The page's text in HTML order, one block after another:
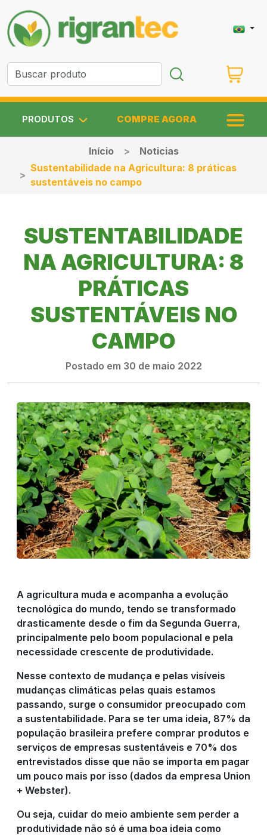
PRODUTOS COMPRE AGORA
PRODUTOS
RIGRANTEC
REPRESENTANTE
DE VENDAS
RESULTADO
CULTIVOS
Início
Noticias
Sustentabilidade na Agricultura: 8 práticas
sustentáveis no campo
SUSTENTABILIDADE
NA AGRICULTURA: 8
PRÁTICAS
SUSTENTÁVEIS NO
CAMPO
Postado em 30 de maio 2022
A agricultura muda e acompanha a evolução
tecnológica do mundo, tendo se transformado
drasticamente desde o fim da Segunda Guerra,
principalmente pelo boom populacional e pela
necessidade crescente de produtividade.
Nesse contexto de mudança e pelas visíveis
mudanças climáticas pelas quais estamos
passando, surge o consumidor preocupado com
a sustentabilidade. Para se ter uma ideia, 87% da
população brasileira prefere comprar produtos e
serviços de empresas sustentáveis e 70% dos
entrevistados disse que não se importa em pagar
um pouco mais por isso (dados da empresa Union
+ Webster).
Ou seja, cuidar do meio ambiente sem perder a
produtividade não só é uma boa ideia como